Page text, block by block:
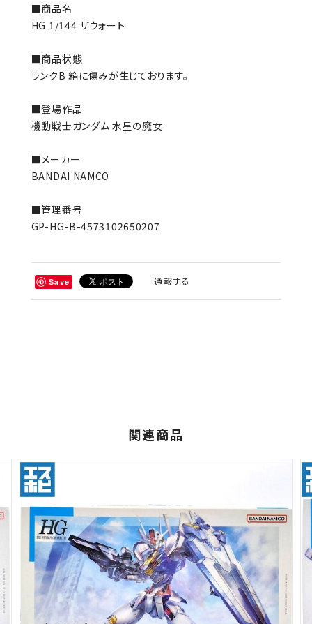
■商品名
HG 1/144 ザウォート
■商品状態
ランクB 箱に傷みが生じております。
■登場作品
機動戦士ガンダム 水星の魔女
■メーカー
BANDAI NAMCO
■管理番号
GP-HG-B-4573102650207
Save 通報する
関連商品